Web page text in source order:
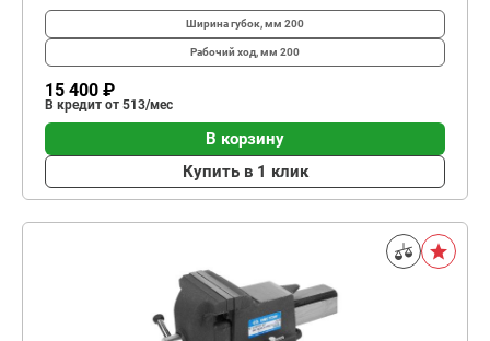
Ширина губок, мм 200
Рабочий ход, мм 200
15 400 ₽
В кредит от 513/мес
В корзину
Купить в 1 клик